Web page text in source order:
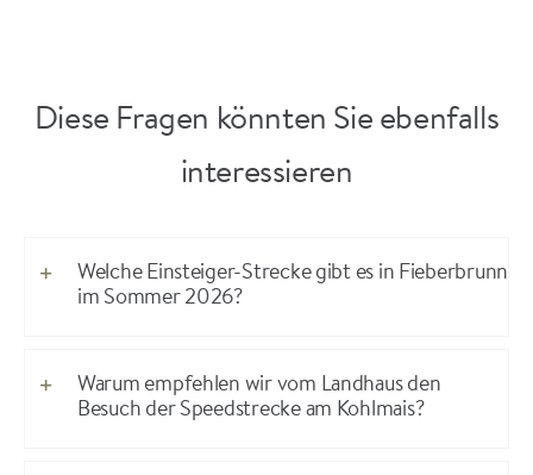
Diese Fragen könnten Sie ebenfalls
interessieren
Welche Einsteiger-Strecke gibt es in Fieberbrunn
im Sommer 2026?
Warum empfehlen wir vom Landhaus den
Besuch der Speedstrecke am Kohlmais?